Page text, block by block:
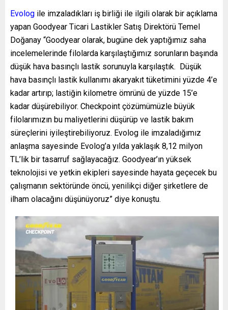
Evolog ile imzaladıkları iş birliği ile ilgili olarak bir açıklama
yapan Goodyear Ticari Lastikler Satış Direktörü Temel
Doğanay “Goodyear olarak, bugüne dek yaptığımız saha
incelemelerinde filolarda karşılaştığımız sorunların başında
düşük hava basınçlı lastik sorunuyla karşılaştık. Düşük
hava basınçlı lastik kullanımı akaryakıt tüketimini yüzde 4’e
kadar artırıp; lastiğin kilometre ömrünü de yüzde 15’e
kadar düşürebiliyor. Checkpoint çözümümüzle büyük
filolarımızın bu maliyetlerini düşürüp ve lastik bakım
süreçlerini iyileştirebiliyoruz. Evolog ile imzaladığımız
anlaşma sayesinde Evolog’a yılda yaklaşık 8,12 milyon
TL’lik bir tasarruf sağlayacağız. Goodyear’ın yüksek
teknolojisi ve yetkin ekipleri sayesinde hayata geçecek bu
çalışmanın sektöründe öncü, yenilikçi diğer şirketlere de
ilham olacağını düşünüyoruz” diye konuştu.